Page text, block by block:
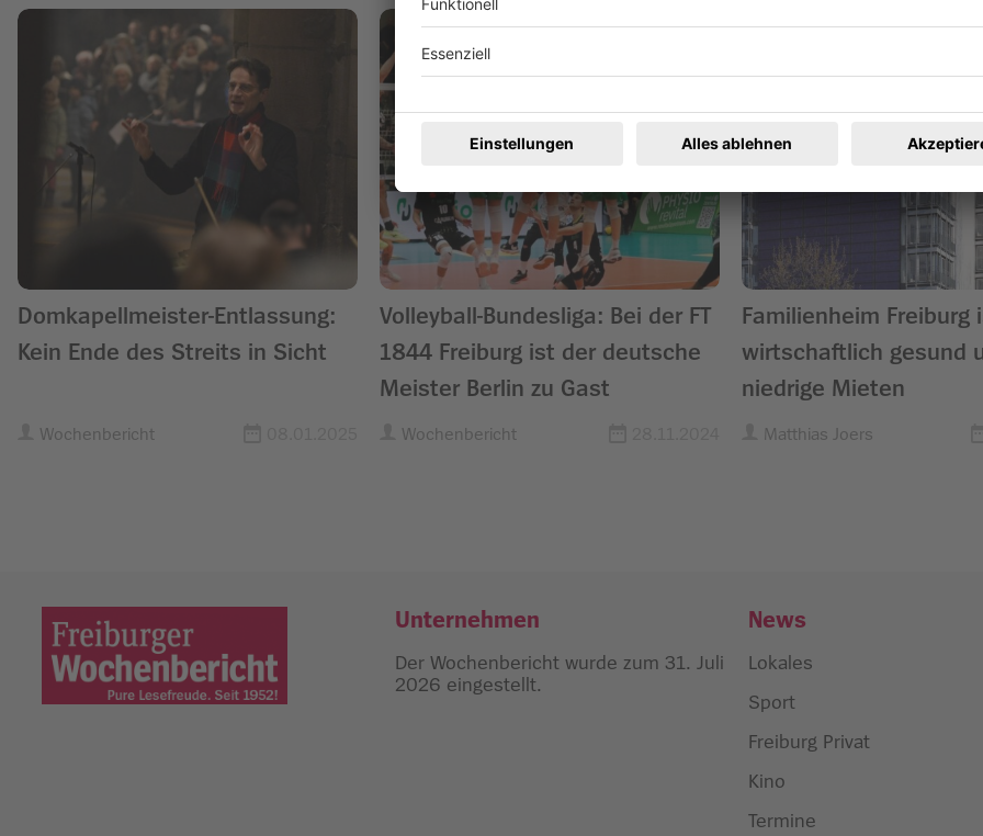
Domkapellmeister-Entlassung:
Kein Ende des Streits in Sicht
Wochenbericht
Volleyball-Bundesliga: Bei der FT
1844 Freiburg ist der deutsche
Meister Berlin zu Gast
Wochenbericht
Familienheim Freiburg
wirtschaftlich gesund
niedrige Mieten
Matthias Joers
Unternehmen
Der Wochenbericht wurde zum 31. Juli
2026 eingestellt.
News
Lokales
Sport
Freiburg Privat
Kino
Termine